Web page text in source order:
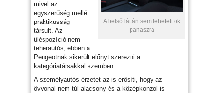
A belső láttán sem lehetett ok
panaszra
mivel az
egyszerűség mellé
praktikusság
társult. Az
üléspozíció nem
teherautós, ebben a
Peugeotnak sikerült előnyt szerezni a
kategóriatársakkal szemben.
A személyautós érzetet az is erősíti, hogy az
övvonal nem túl alacsony és a középkonzol is